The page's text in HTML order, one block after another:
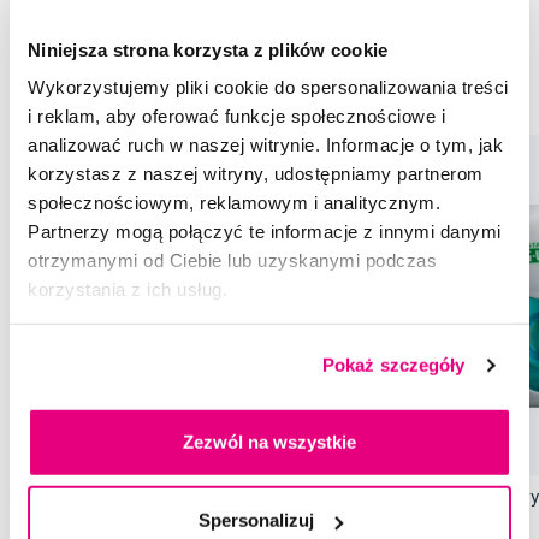
Niniejsza strona korzysta z plików cookie
Wykorzystujemy pliki cookie do spersonalizowania treści
i reklam, aby oferować funkcje społecznościowe i
analizować ruch w naszej witrynie. Informacje o tym, jak
korzystasz z naszej witryny, udostępniamy partnerom
społecznościowym, reklamowym i analitycznym.
Partnerzy mogą połączyć te informacje z innymi danymi
otrzymanymi od Ciebie lub uzyskanymi podczas
korzystania z ich usług.
Pokaż szczegóły
Zezwól na wszystkie
Spersonalizuj
Szczoteczki do zębów dla dorosłych GUM Sunstar
Miękkie szczoteczki do zębów GUM Sunstar
GUM OriginalWhite